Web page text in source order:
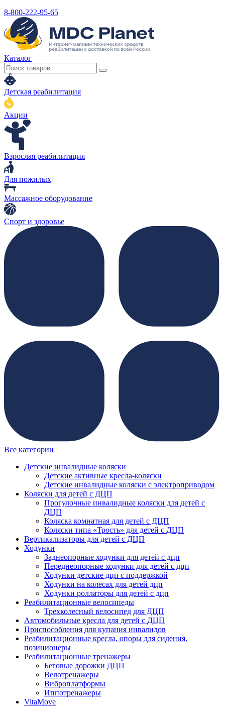
8-800-222-95-65
Каталог
Детская реабилитация
Акции
Взрослая реабилитация
Для пожилых
Массажное оборудование
Спорт и здоровье
Все категории
Детские инвалидные коляски
Детские активные кресла-коляски
Детские инвалидные коляски с электроприводом
Коляски для детей с ДЦП
Прогулочные инвалидные коляски для детей с
ДЦП
Коляска комнатная для детей с ДЦП
Коляски типа «Трость» для детей с ДЦП
Вертикализаторы для детей с ДЦП
Ходунки
Заднеопорные ходунки для детей с дцп
Переднеопорные ходунки для детей с дцп
Ходунки детские дцп с поддержкой
Ходунки на колесах для детей дцп
Ходунки роллаторы для детей с дцп
Реабилитационные велосипеды
Трехколесный велосипед для ДЦП
Автомобильные кресла для детей с ДЦП
Приспособления для купания инвалидов
Реабилитационные кресла, опоры для сидения,
позиционеры
Реабилитационные тренажеры
Беговые дорожки ДЦП
Велотренажеры
Виброплатформы
Иппотренажеры
VitaMove